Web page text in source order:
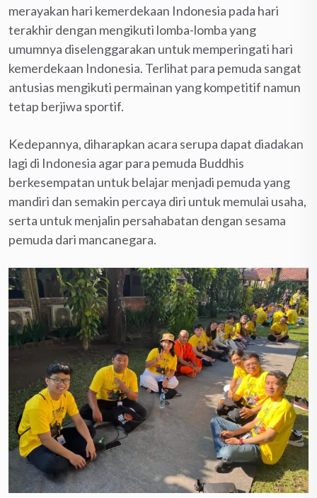
merayakan hari kemerdekaan Indonesia pada hari
terakhir dengan mengikuti lomba-lomba yang
umumnya diselenggarakan untuk memperingati hari
kemerdekaan Indonesia. Terlihat para pemuda sangat
antusias mengikuti permainan yang kompetitif namun
tetap berjiwa sportif.
Kedepannya, diharapkan acara serupa dapat diadakan
lagi di Indonesia agar para pemuda Buddhis
berkesempatan untuk belajar menjadi pemuda yang
mandiri dan semakin percaya diri untuk memulai usaha,
serta untuk menjalin persahabatan dengan sesama
pemuda dari mancanegara.